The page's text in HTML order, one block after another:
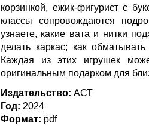
корзинкой, ежик-фигурист с
классы сопровождаются
узнаете, какие вата и нитки
делать каркас; как
Каждая из этих игрушек
оригинальным подарком для
Издательство: АСТ
Год: 2024
Формат: pdf